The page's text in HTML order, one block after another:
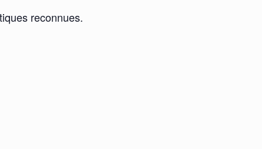
reconnues.